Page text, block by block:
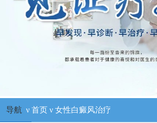
导航 ν 首页ν 女性白癜风治疗